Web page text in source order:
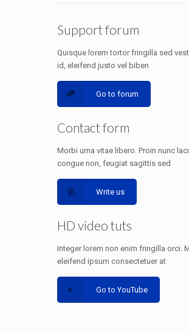
Support forum
Quisque lorem tortor fringilla sed
id, eleifend justo vel biben
Go to forum
Contact form
Morbi urna vitae libero. Proin nunc
congue non, feugiat sagittis sed
Write us
HD video tuts
Integer lorem non enim fringilla orci.
eleifend ipsum consectetuer at
Go to YouTube